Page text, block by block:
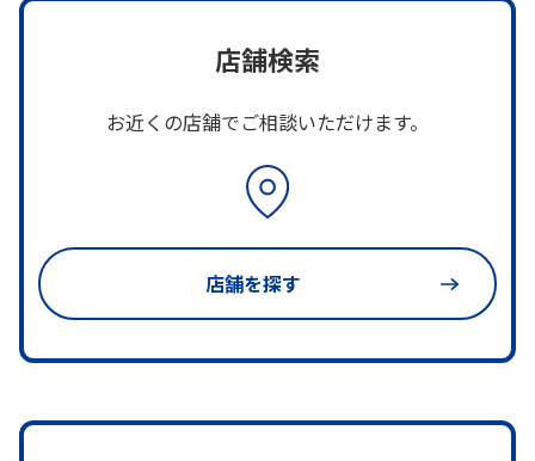
店舗検索
お近くの店舗でご相談いただけます。
店舗を探す